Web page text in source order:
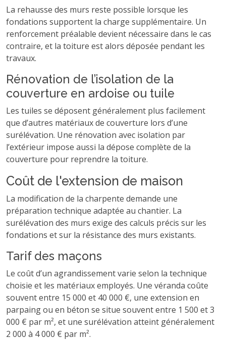
La rehausse des murs reste possible lorsque les
fondations supportent la charge supplémentaire. Un
renforcement préalable devient nécessaire dans le cas
contraire, et la toiture est alors déposée pendant les
travaux.
Rénovation de l’isolation de la
couverture en ardoise ou tuile
Les tuiles se déposent généralement plus facilement
que d’autres matériaux de couverture lors d’une
surélévation. Une rénovation avec isolation par
l’extérieur impose aussi la dépose complète de la
couverture pour reprendre la toiture.
Coût de l'extension de maison
La modification de la charpente demande une
préparation technique adaptée au chantier. La
surélévation des murs exige des calculs précis sur les
fondations et sur la résistance des murs existants.
Tarif des maçons
Le coût d’un agrandissement varie selon la technique
choisie et les matériaux employés. Une véranda coûte
souvent entre 15 000 et 40 000 €, une extension en
parpaing ou en béton se situe souvent entre 1 500 et 3
000 € par m², et une surélévation atteint généralement
2 000 à 4 000 € par m².